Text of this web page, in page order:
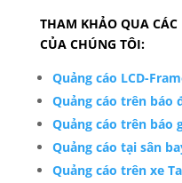
THAM KHẢO QUA
CỦA CHÚNG TÔI:
Quảng cáo LCD-
Quảng cáo trên báo
Quảng cáo trên báo
Quảng cáo tại sân
Quảng cáo trên xe